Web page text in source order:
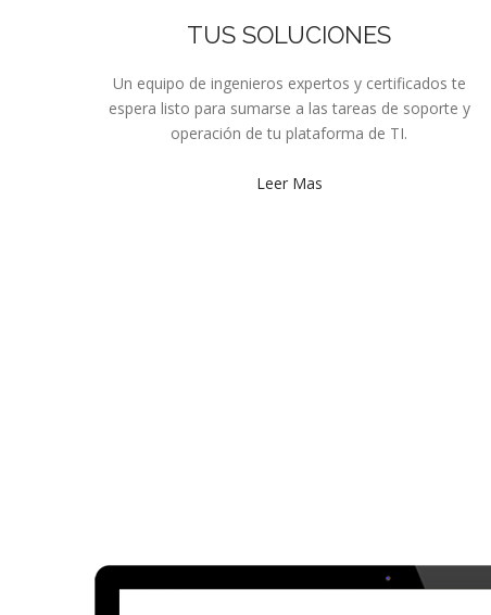
TUS SOLUCIONES
Un equipo de ingenieros expertos y certificados te
espera listo para sumarse a las tareas de soporte y
operación de tu plataforma de TI.
Leer Mas